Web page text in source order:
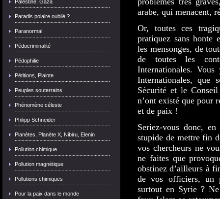
Palestine, Gaza
Paradis polaire oublié ?
Paranormal
Pédocriminalité
Pédophilie
Pétitions, Plainte
Peuples souterrains
Phénomène céleste
Philipp Schneider
Planètes, Planète X, Nibiru, Elenin
Pollution chimique
Pollution magnétique
Pollutions chimiques
Pour la paix dans le monde
arabe, qui menacent,
Or, toutes ces
pratiquez sans honte
les mensonges, de
de toutes les
Internationales.
Internationales, que
Sécurité et le
n’ont existé que pour
et de paix !
Seriez-vous donc,
stupide de mettre fin
vos chercheurs ne
ne faites que
obstinez d’ailleurs à
de vos officiers, un
surtout en Syrie ?